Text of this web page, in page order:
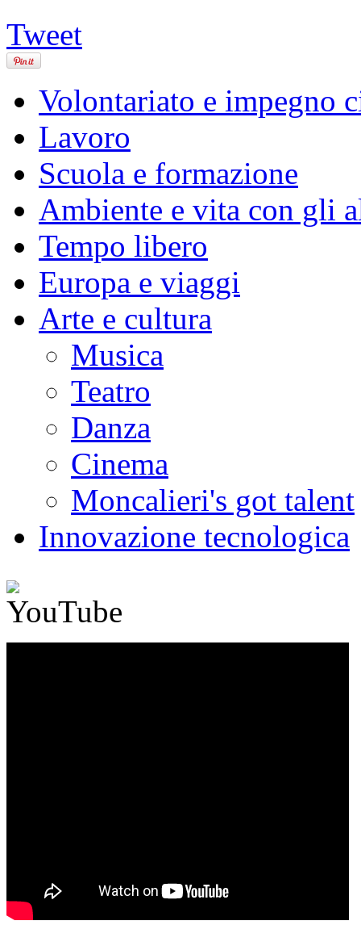
Tweet
Volontariato e impegno
Lavoro
Scuola e formazione
Ambiente e vita con gli
Tempo libero
Europa e viaggi
Arte e cultura
Musica
Teatro
Danza
Cinema
Moncalieri's got talent
Innovazione tecnologica